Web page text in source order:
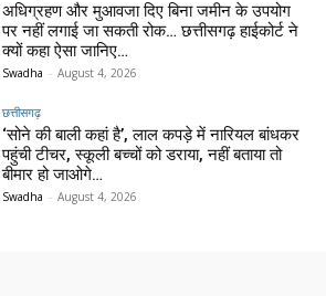
अधिग्रहण और मुआवजा दिए बिना जमीन के उपयोग
पर नहीं लगाई जा सकती रोक… छत्तीसगढ़ हाईकोर्ट ने
क्यों कहा ऐसा जानिए…
Swadha - August 4, 2026
छत्तीसगढ़
‘सोने की बाली कहां है’, लाल कपड़े में नारियल बांधकर
पहुंची टीचर, स्कूली बच्चों को डराया, नहीं बताया तो
बीमार हो जाओगे…
Swadha - August 4, 2026